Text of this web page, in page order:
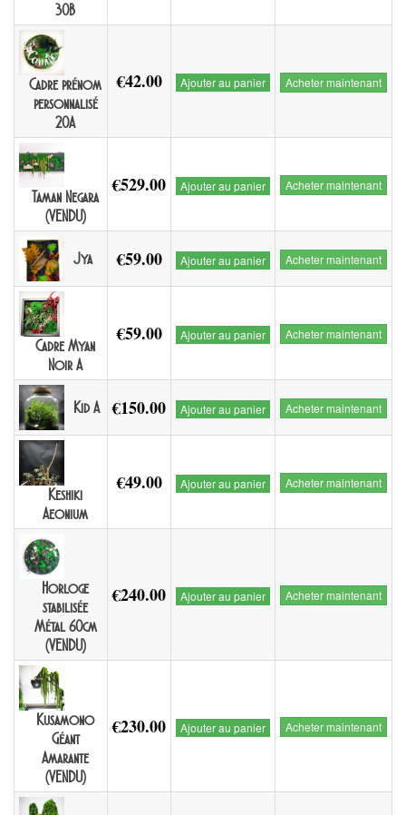
30B
Cadre prénom
personnalisé
20A
€42.00 Ajouter au panier Acheter maintenant
Taman Negara
(VENDU)
€529.00 Ajouter au panier Acheter maintenant
Jya €59.00 Ajouter au panier Acheter maintenant
Cadre Myan
Noir A
€59.00 Ajouter au panier Acheter maintenant
Kid A €150.00 Ajouter au panier Acheter maintenant
Keshiki
Aeonium
€49.00 Ajouter au panier Acheter maintenant
Horloge
stabilisée
Métal 60cm
(VENDU)
€240.00 Ajouter au panier Acheter maintenant
Kusamono
Géant
Amarante
(VENDU)
€230.00 Ajouter au panier Acheter maintenant